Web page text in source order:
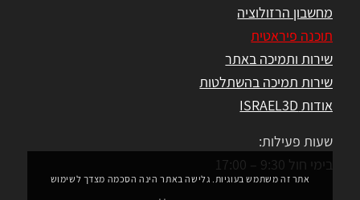
מחשבון הרזולוציה
תוכנה פיראטית
שירות ותמיכה באתר
שירות תמיכה בהשתלטות
אודות ISRAEL3D
שעות פעילות:
בימי חול 9:30 – 17:00
אתר זה משתמש בעוגיות. גלישה באתר הינה הסכמה מצדך לשימוש